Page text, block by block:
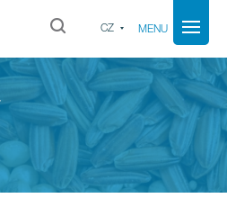
CZ MENU